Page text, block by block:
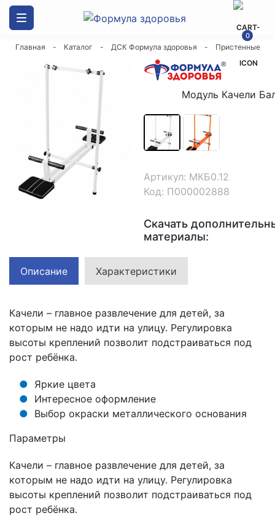
0
Каталог товаров
ДСК Формула здоровья
Маты гимнастические
Спортивные силовые комплексы
Канаты
Оборудование и стенды
Мешки боксерские
Подвесы для боксерских
груш\мешков
Стойки для гантелей, блинов и
Рекламные материалы
Главная - Каталог - ДСК Формула здоровья - Пристенные
Модуль Качели
Артикул: МКБ0.12
Код: П000002888
Скачать
материалы:
Описание Характеристики
Качели – главное развлечение для детей, за
которым не надо идти на улицу. Регулировка
высоты креплений позволит подстраиваться под
рост ребёнка.
Яркие цвета
Интересное оформление
Выбор окраски металлического основания
Параметры
Качели – главное развлечение для детей, за
которым не надо идти на улицу. Регулировка
высоты креплений позволит подстраиваться под
рост ребёнка.